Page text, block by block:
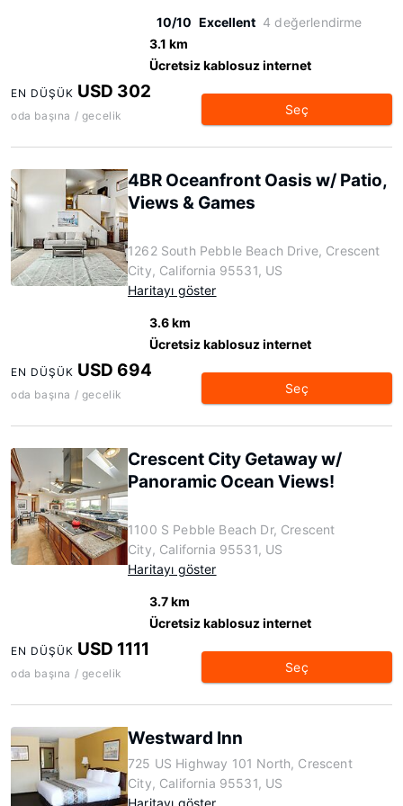
10/10 Excellent 4 değerlendirme
3.1 km
Ücretsiz kablosuz internet
EN DÜŞÜK USD 302
oda başına / gecelik Seç
4BR Oceanfront Oasis w/ Patio,
Views & Games
1262 South Pebble Beach Drive, Crescent
City, California 95531, US
Haritayı göster
3.6 km
Ücretsiz kablosuz internet
EN DÜŞÜK USD 694
oda başına / gecelik Seç
Crescent City Getaway w/
Panoramic Ocean Views!
1100 S Pebble Beach Dr, Crescent
City, California 95531, US
Haritayı göster
3.7 km
Ücretsiz kablosuz internet
EN DÜŞÜK USD 1111
oda başına / gecelik Seç
Westward Inn
725 US Highway 101 North, Crescent
City, California 95531, US
Haritayı göster